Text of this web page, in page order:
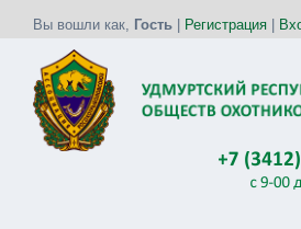
Вы вошли как, Гость Регистрация